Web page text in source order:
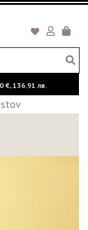
€,136.91 лв.